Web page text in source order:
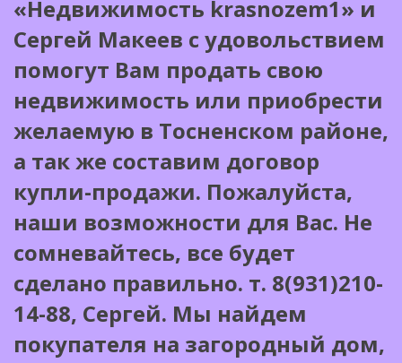
«Недвижимость krasnozem1» и
Сергей Макеев с удовольствием
помогут Вам продать свою
недвижимость или приобрести
желаемую в Тосненском районе,
а так же составим договор
купли-продажи. Пожалуйста,
наши возможности для Вас. Не
сомневайтесь, все будет
сделано правильно. т. 8(931)210-
14-88, Сергей. Мы найдем
покупателя на загородный дом,